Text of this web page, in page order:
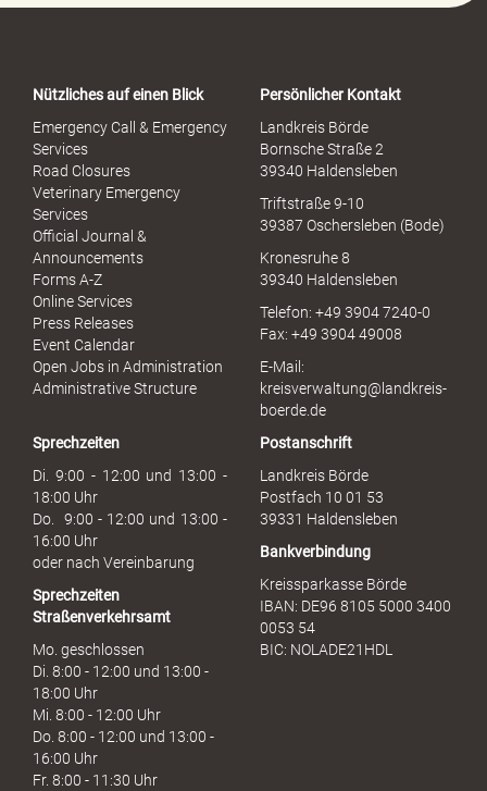
o
u
h
Nützliches auf einen Blick
Emergency Call & Emergency
Services
Road Closures
Veterinary Emergency
Services
Official Journal &
Announcements
Forms A-Z
Online Services
Press Releases
Event Calendar
Open Jobs in Administration
Administrative Structure
Persönlicher Kontakt
Landkreis Börde
Bornsche Straße 2
39340 Haldensleben
Triftstraße 9-10
39387 Oschersleben (Bode)
Kronesruhe 8
39340 Haldensleben
Telefon: +49 3904 7240-0
Fax: +49 3904 49008
E-Mail:
kreisverwaltung@landkreis-
boerde.de
Sprechzeiten
Di. 9:00 - 12:00 und 13:00 -
18:00 Uhr
Do. 9:00 - 12:00 und 13:00 -
16:00 Uhr
oder nach Vereinbarung
Sprechzeiten
Straßenverkehrsamt
Mo. geschlossen
Di. 8:00 - 12:00 und 13:00 -
18:00 Uhr
Mi. 8:00 - 12:00 Uhr
Do. 8:00 - 12:00 und 13:00 -
16:00 Uhr
Fr. 8:00 - 11:30 Uhr
Postanschrift
Landkreis Börde
Postfach 10 01 53
39331 Haldensleben
Bankverbindung
Kreissparkasse Börde
IBAN: DE96 8105 5000 3400
0053 54
BIC: NOLADE21HDL